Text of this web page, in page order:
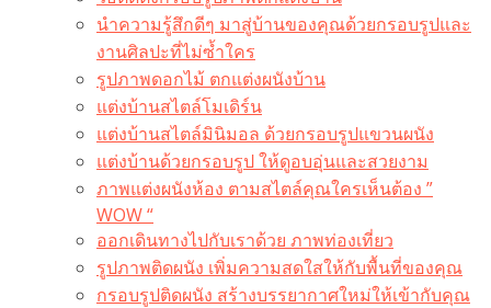
นำความรู้สึกดีๆ มาสู่บ้านของคุณด้วยกรอบรูปและ
งานศิลปะที่ไม่ซ้ำใคร
รูปภาพดอกไม้ ตกแต่งผนังบ้าน
แต่งบ้านสไตล์โมเดิร์น
แต่งบ้านสไตล์มินิมอล ด้วยกรอบรูปแขวนผนัง
แต่งบ้านด้วยกรอบรูป ให้ดูอบอุ่นและสวยงาม
ภาพแต่งผนังห้อง ตามสไตล์คุณใครเห็นต้อง ”
WOW “
ออกเดินทางไปกับเราด้วย ภาพท่องเที่ยว
รูปภาพติดผนัง เพิ่มความสดใสให้กับพื้นที่ของคุณ
กรอบรูปติดผนัง สร้างบรรยากาศใหม่ให้เข้ากับคุณ